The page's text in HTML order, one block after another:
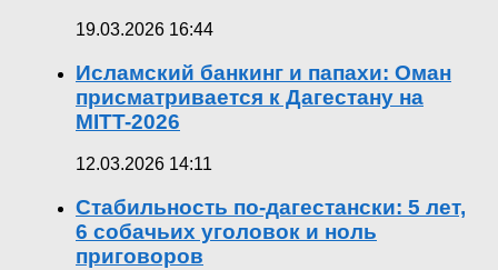
19.03.2026 16:44
Исламский банкинг и папахи: Оман
присматривается к Дагестану на
MITT-2026
12.03.2026 14:11
Стабильность по-дагестански: 5 лет,
6 собачьих уголовок и ноль
приговоров